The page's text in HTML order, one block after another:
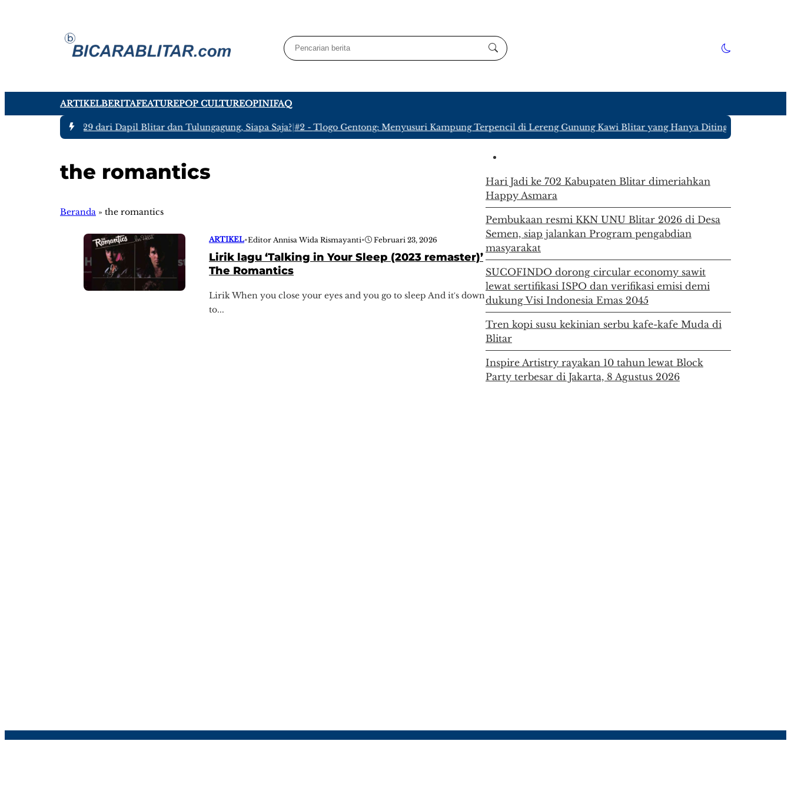
ARTIKELBERITAFEATUREPOP CULTUREOPINIFAQ
Jatim 2024 – 2029 dari Dapil Blitar dan Tulungagung, Siapa Saja?|#2 -Tlogo Gentong: Menyusuri Kampung Terpencil di Lereng Gunung Kawi Blitar yang Hanya Ditinggali 4 KK
the romantics
Beranda » the romantics
ARTIKEL•Editor Annisa Wida Rismayanti• Februari 23, 2026
Lirik lagu ‘Talking in Your Sleep (2023 remaster)’
The Romantics
Lirik When you close your eyes and you go to sleep And it′s down
to...
Hari Jadi ke 702 Kabupaten Blitar dimeriahkan
Happy Asmara
Pembukaan resmi KKN UNU Blitar 2026 di Desa
Semen, siap jalankan Program pengabdian
masyarakat
SUCOFINDO dorong circular economy sawit
lewat sertifikasi ISPO dan verifikasi emisi demi
dukung Visi Indonesia Emas 2045
Tren kopi susu kekinian serbu kafe-kafe Muda di
Blitar
Inspire Artistry rayakan 10 tahun lewat Block
Party terbesar di Jakarta, 8 Agustus 2026